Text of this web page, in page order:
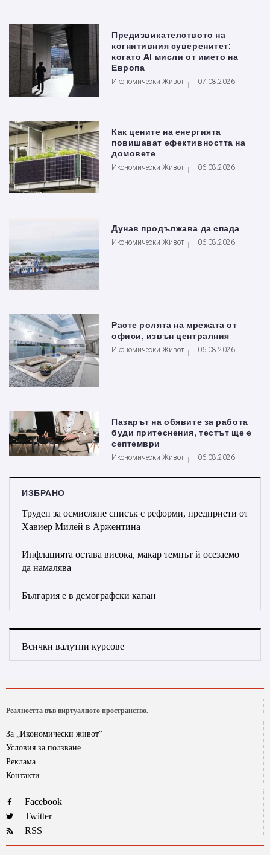
Предизвикателството на
когнитивния суверенитет:
когато AI мисли от името на
Европа
Икономически Живот 07.08.2026
Как цените на енергията
повишават ефективността на
домовете
Икономически Живот 06.08.2026
Дунав продължава да спада
Икономически Живот 06.08.2026
Расте ролята на мрежата от
офиси, извън централния
Икономически Живот 06.08.2026
Пазарът на обявите за работа
буди притеснения, тестът ще е
септември
Икономически Живот 06.08.2026
ИЗБРАНО
Труден за осмисляне списък с реформи, предприети от
Хавиер Милей в Аржентина
Инфлацията остава висока, макар темпът й осезаемо
да намалява
България е в демографски капан
Всички валутни курсове
Реалността във виртуалното пространство.
За „Икономически живот“
Условия за ползване
Реклама
Контакти
Facebook
Twitter
RSS